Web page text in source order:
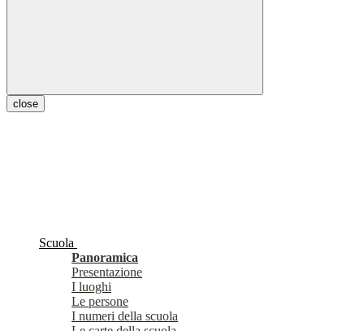
close
Scuola
Panoramica
Presentazione
I luoghi
Le persone
I numeri della scuola